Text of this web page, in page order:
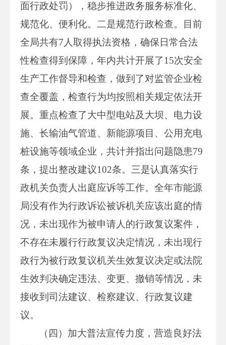
面行政处罚），稳步推进政务服务标准化、
规范化、便利化。二是规范行政检查。目前
全局共有7人取得执法资格，确保日常合法
性检查得到保障，年内共计开展了15次安全
生产工作督导和检查，做到了对监管企业检
查全覆盖，检查行为均按照相关规定依法开
展。重点检查了大中型电站及大坝、电力设
施、长输油气管道、新能源项目、公用充电
桩设施等领域企业，共计并指出问题隐患79
条，提出整改建议102条。三是认真落实行
政机关负责人出庭应诉等工作。全年市能源
局没有作为行政诉讼被诉机关应该出庭的情
况，未出现作为被申请人的行政复议案件，
不存在未履行行政复议决定情况，未出现行
政行为被行政复议机关生效复议决定或法院
生效判决确定违法、变更、撤销等情况，未
接收到司法建议、检察建议、行政复议建
议。
（四）加大普法宣传力度，营造良好法